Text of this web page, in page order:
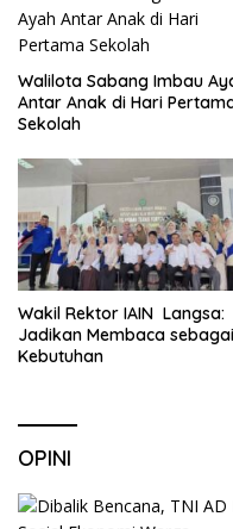
Walilota Sabang Imbau
Antar Anak di Hari
Sekolah
Wakil Rektor IAIN Langsa:
Jadikan Membaca sebagai
Kebutuhan
OPINI